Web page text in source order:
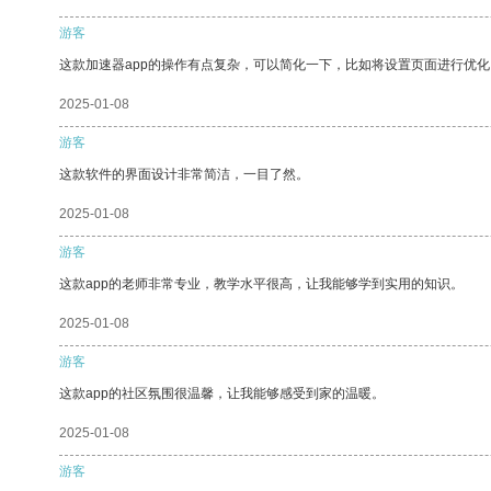
游客
这款加速器app的操作有点复杂，可以简化一下，比如将设置页面进行优
2025-01-08
游客
这款软件的界面设计非常简洁，一目了然。
2025-01-08
游客
这款app的老师非常专业，教学水平很高，让我能够学到实用的知识。
2025-01-08
游客
这款app的社区氛围很温馨，让我能够感受到家的温暖。
2025-01-08
游客